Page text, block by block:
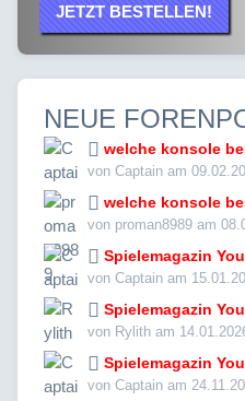
JETZT BESTELLEN!
NEUE
welche konsole
von Captain am
welche konsole
von proman8989 am
Spielemagazin
von Captain am
Spielemagazin
von Rylith am
Spielemagazin
von Captain am